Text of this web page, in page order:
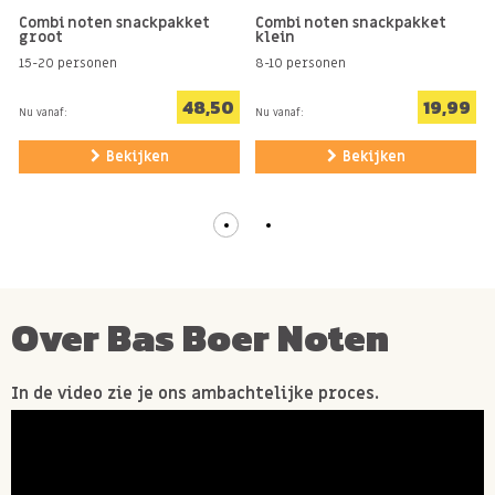
Combi noten snackpakket
groot
15-20 personen
Nu vanaf: 48,50
Bekijken
Combi noten snackpakket
klein
8-10 personen
Nu vanaf: 19,99
Bekijken
Over Bas Boer Noten
In de video zie je ons ambachtelijke proces.